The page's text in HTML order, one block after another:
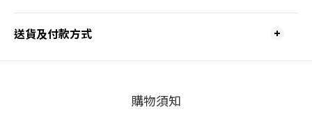
送貨及付款方式
購物須知